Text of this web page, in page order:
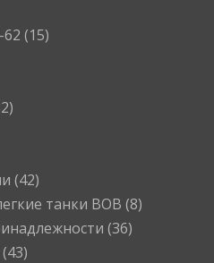
(15)
(42)
танки ВОВ (8)
(36)
(43)